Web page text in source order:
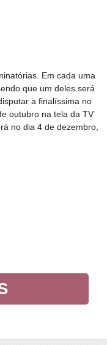
Em cada uma
que um deles será
a finalíssima no
outubro na tela da TV
no dia 4 de dezembro,